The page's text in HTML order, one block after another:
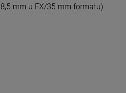
mm u FX/35 mm formatu).